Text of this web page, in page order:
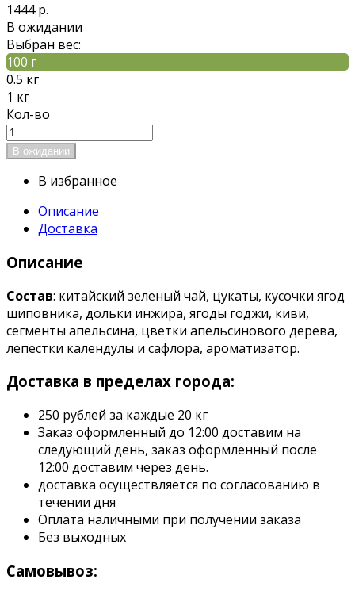
1444 р.
В ожидании
Выбран вес:
100 г
0.5 кг
1 кг
Кол-во
В избранное
Описание
Доставка
Описание
Состав: китайский зеленый чай, цукаты, кусочки ягод
шиповника, дольки инжира, ягоды годжи, киви,
сегменты апельсина, цветки апельсинового дерева,
лепестки календулы и сафлора, ароматизатор.
Доставка в пределах города:
250 рублей за каждые 20 кг
Заказ оформленный до 12:00 доставим на
следующий день, заказ оформленный после
12:00 доставим через день.
доставка осуществляется по согласованию в
течении дня
Оплата наличными при получении заказа
Без выходных
Самовывоз: